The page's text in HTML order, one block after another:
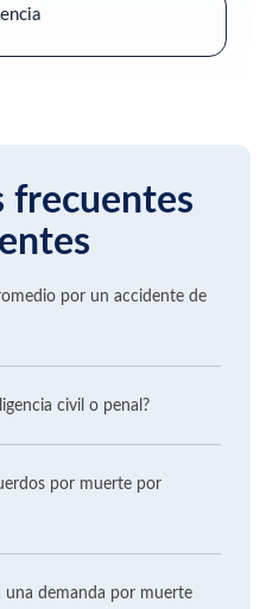
frecuentes
por un accidente de
civil o penal?
por muerte por
demanda por muerte